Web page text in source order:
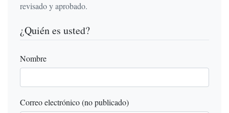
revisado y aprobado.
¿Quién es usted?
Nombre
Correo electrónico (no publicado)